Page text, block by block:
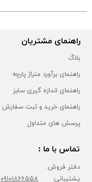
راهنمای مشتریان
بلاگ
راهنمای برآورد متراژ پارچه
راهنمای اندازه گیری سایز
راهنمای خرید و ثبت سفارش
پرسش های متداول
تماس با ما :
دفتر فروش:
پشتیبانی: ۰۹۱۰۱۸۶۶۵۵۸